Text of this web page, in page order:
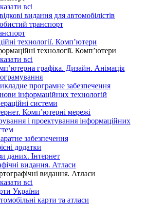
всі
видання для автомобілістів
транспорт
технології. Комп’ютери
технології. Комп’ютери
всі
графіка. Дизайн. Анімація
програмне забезпечення
інформаційних технологій
системи
Комп’ютерні мережі
і проектування інформаційних
забезпечення
додатки
даних. Інтернет
видання. Атласи
видання. Атласи
всі
України
карти та атласи